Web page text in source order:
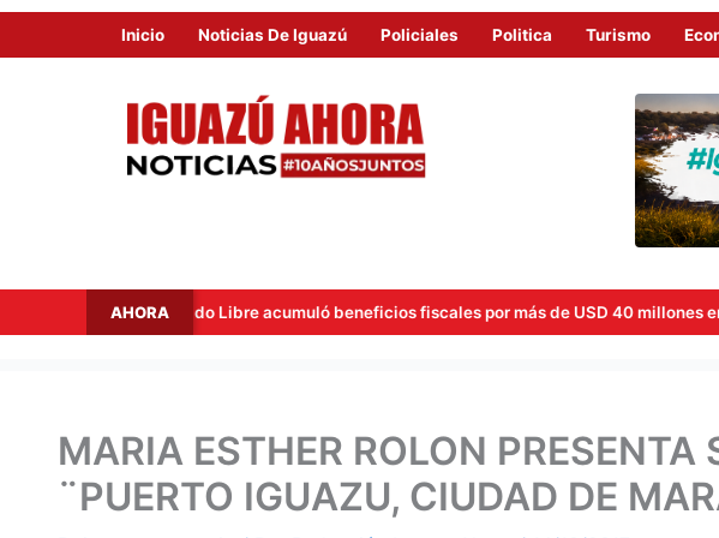
Inicio Noticias De Iguazú Policiales Politica Turismo
AHORA
Mercado Libre acumuló beneficios fiscales por más de USD 40 millones en el primer
MARIA ESTHER ROLON PRESENTA
¨PUERTO IGUAZU, CIUDAD DE